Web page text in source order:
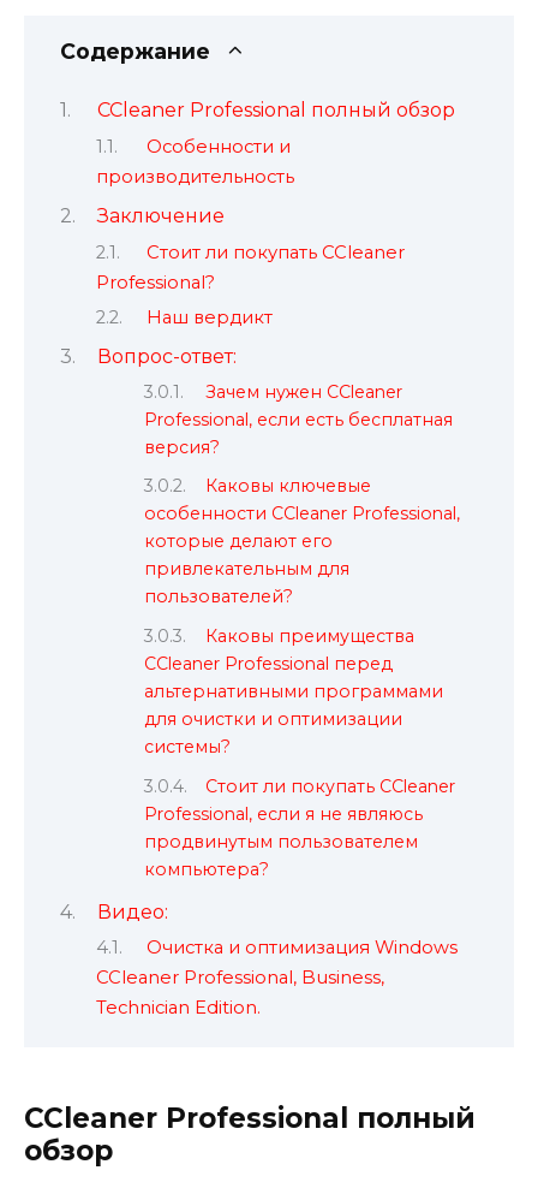
Содержание
CCleaner Professional полный обзор
Особенности и
производительность
Заключение
Стоит ли покупать CCleaner
Professional?
Наш вердикт
Вопрос-ответ:
Зачем нужен CCleaner
Professional, если есть бесплатная
версия?
Каковы ключевые
особенности CCleaner Professional,
которые делают его
привлекательным для
пользователей?
Каковы преимущества
CCleaner Professional перед
альтернативными программами
для очистки и оптимизации
системы?
Стоит ли покупать CCleaner
Professional, если я не являюсь
продвинутым пользователем
компьютера?
Видео:
Очистка и оптимизация Windows
CCleaner Professional, Business,
Technician Edition.
CCleaner Professional полный
обзор